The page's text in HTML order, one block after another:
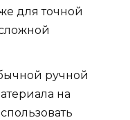
для точной
ручной
на